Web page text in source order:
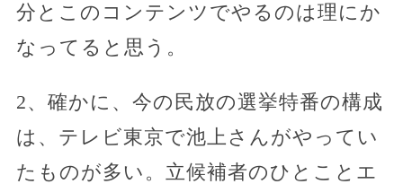
分とこのコンテンツでやるのは理にか
なってると思う。
2、確かに、今の民放の選挙特番の構成
は、テレビ東京で池上さんがやってい
たものが多い。立候補者のひとことエ